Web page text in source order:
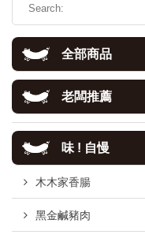
全部商品
老闆推薦
味 ! 自慢
木木家香腸
黑金鹹豬肉